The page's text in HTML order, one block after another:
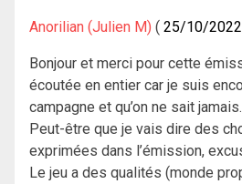
Anorilian (Julien M) 25/10/2022
Bonjour et merci pour cette
écoutée en entier car je suis
campagne et qu’on ne sait jamais.
Peut-être que je vais dire des
exprimées dans l’émission,
Le jeu a des qualités (monde